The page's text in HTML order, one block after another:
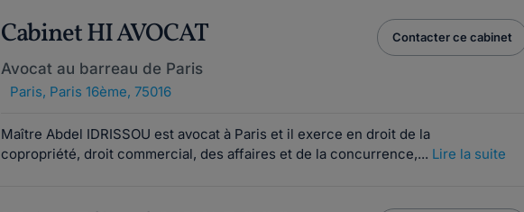
Cabinet HI AVOCAT
Avocat au barreau de Paris
Paris, Paris 16ème, 75016
Contacter ce cabinet
Maître Abdel IDRISSOU est avocat à Paris et il exerce en droit de la
copropriété, droit commercial, des affaires et de la concurrence,... Lire la suite